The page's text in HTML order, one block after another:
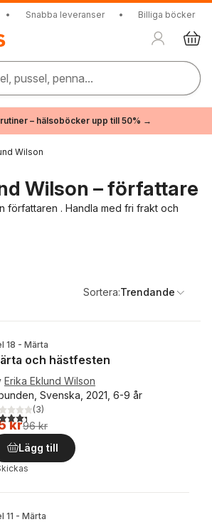
• Snabba leveranser • Billiga böcker
pussel, penna...
– hälsoböcker upp till 50% →
Wilson
Wilson – författare
författaren . Handla med fri frakt och
Sortera:Trendande
18 - Märta
och hästfesten
Erika Eklund Wilson
Svenska, 2021, 6-9 år
utav 5 stjärnor. Totalt antal röster:
(3)
kr96 kr
Lägg till
11 - Märta